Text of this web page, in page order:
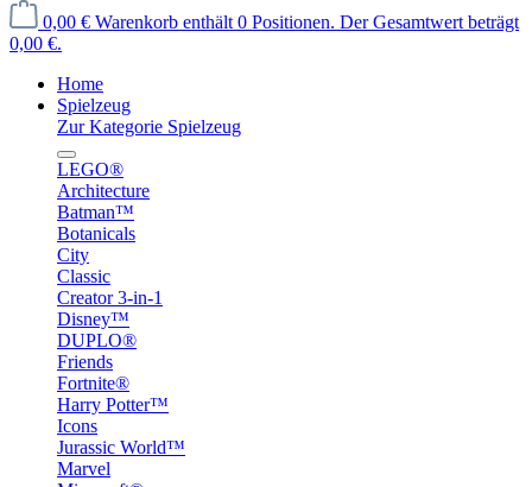
0,00 € Warenkorb enthält 0 Positionen. Der Gesamtwert beträgt
0,00 €.
Home
Spielzeug
Zur Kategorie Spielzeug
LEGO®
Architecture
Batman™
Botanicals
City
Classic
Creator 3-in-1
Disney™
DUPLO®
Friends
Fortnite®
Harry Potter™
Icons
Jurassic World™
Marvel